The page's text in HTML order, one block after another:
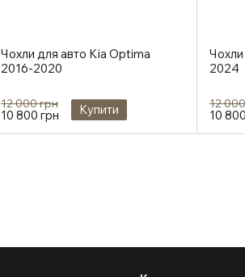
Чохли для авто Kia Optima
2016-2020
12 000 грн
10 800 грн Купити
2024
12
10